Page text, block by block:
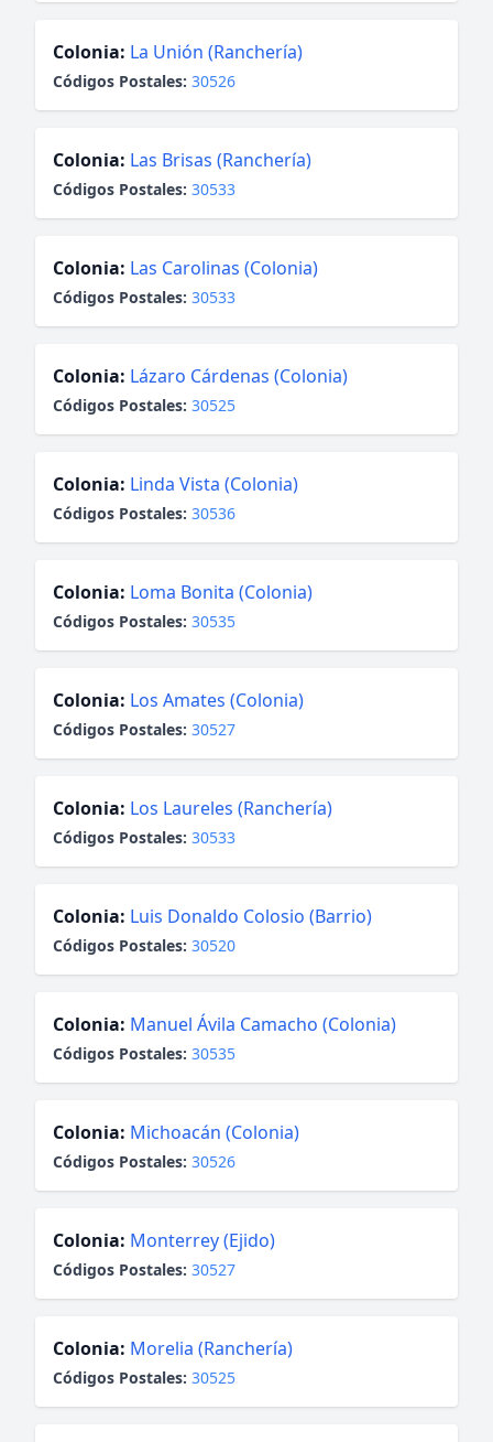
Colonia: La Unión (Ranchería)
Códigos Postales: 30526
Colonia: Las Brisas (Ranchería)
Códigos Postales: 30533
Colonia: Las Carolinas (Colonia)
Códigos Postales: 30533
Colonia: Lázaro Cárdenas (Colonia)
Códigos Postales: 30525
Colonia: Linda Vista (Colonia)
Códigos Postales: 30536
Colonia: Loma Bonita (Colonia)
Códigos Postales: 30535
Colonia: Los Amates (Colonia)
Códigos Postales: 30527
Colonia: Los Laureles (Ranchería)
Códigos Postales: 30533
Colonia: Luis Donaldo Colosio (Barrio)
Códigos Postales: 30520
Colonia: Manuel Ávila Camacho (Colonia)
Códigos Postales: 30535
Colonia: Michoacán (Colonia)
Códigos Postales: 30526
Colonia: Monterrey (Ejido)
Códigos Postales: 30527
Colonia: Morelia (Ranchería)
Códigos Postales: 30525